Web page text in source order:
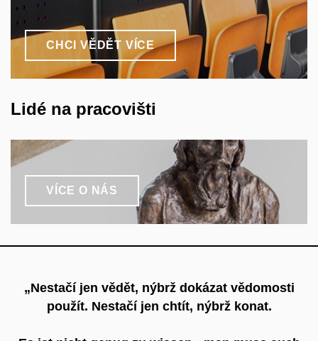
CHCI VĚDĚT VÍCE
Lidé na pracovišti
VÍCE O NÁS
„Nestačí jen vědět, nýbrž dokázat vědomosti
použít. Nestačí jen chtít, nýbrž konat.